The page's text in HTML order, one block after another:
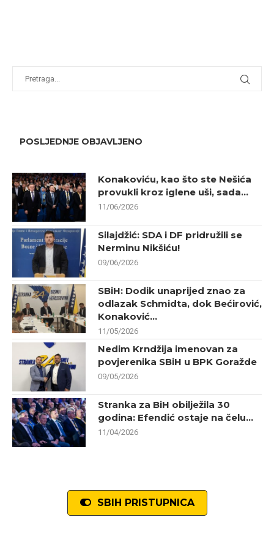
POSLJEDNJE OBJAVLJENO
Konakoviću, kao što ste Nešića
provukli kroz iglene uši, sada...
11/06/2026
Silajdžić: SDA i DF pridružili se
Nerminu Nikšiću!
09/06/2026
SBiH: Dodik unaprijed znao za
odlazak Schmidta, dok Bećirović,
Konaković...
11/05/2026
Nedim Krndžija imenovan za
povjerenika SBiH u BPK Goražde
09/05/2026
Stranka za BiH obilježila 30
godina: Efendić ostaje na čelu...
11/04/2026
SBIH PRISTUPNICA